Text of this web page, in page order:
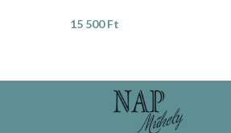
15 500Ft